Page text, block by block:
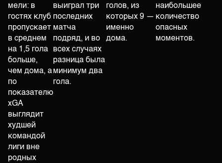
мели: в
гостях клуб
пропускает
в среднем
на 1,5 гола
больше,
чем дома, а
по
показателю
xGA
выглядит
худшей
командой
лиги вне
родных
выиграл три
последних
матча
подряд, и во
всех случаях
разница была
минимум два
гола.
голов, из
которых 9 —
именно
дома.
наибольшее
количество
опасных
моментов.